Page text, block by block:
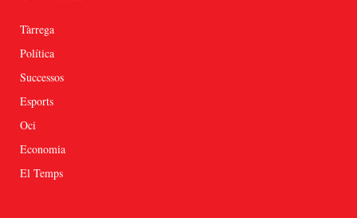
Tàrrega
Política
Successos
Esports
Oci
Economia
El Temps